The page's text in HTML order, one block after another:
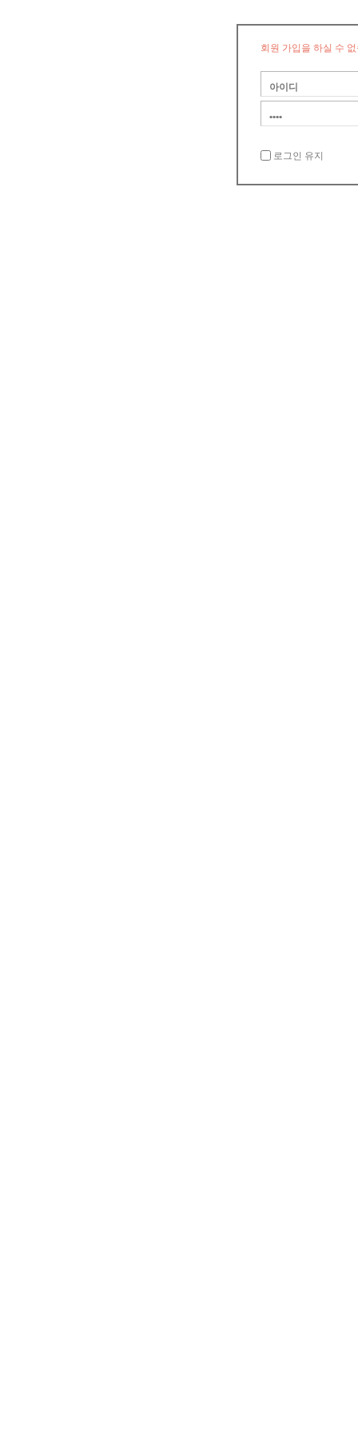
회원 가입을 하실 수
로그인 유지